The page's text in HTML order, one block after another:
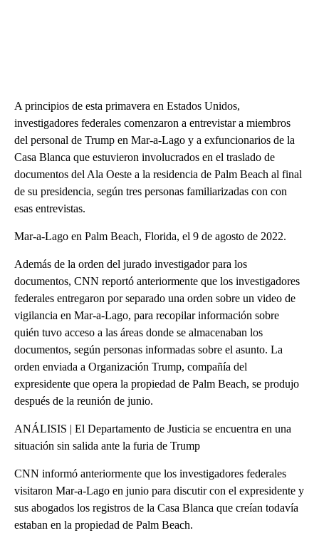
A principios de esta primavera en Estados Unidos,
investigadores federales comenzaron a entrevistar a miembros
del personal de Trump en Mar-a-Lago y a exfuncionarios de la
Casa Blanca que estuvieron involucrados en el traslado de
documentos del Ala Oeste a la residencia de Palm Beach al final
de su presidencia, según tres personas familiarizadas con con
esas entrevistas.
Mar-a-Lago en Palm Beach, Florida, el 9 de agosto de 2022.
Además de la orden del jurado investigador para los
documentos, CNN reportó anteriormente que los investigadores
federales entregaron por separado una orden sobre un video de
vigilancia en Mar-a-Lago, para recopilar información sobre
quién tuvo acceso a las áreas donde se almacenaban los
documentos, según personas informadas sobre el asunto. La
orden enviada a Organización Trump, compañía del
expresidente que opera la propiedad de Palm Beach, se produjo
después de la reunión de junio.
ANÁLISIS | El Departamento de Justicia se encuentra en una
situación sin salida ante la furia de Trump
CNN informó anteriormente que los investigadores federales
visitaron Mar-a-Lago en junio para discutir con el expresidente y
sus abogados los registros de la Casa Blanca que creían todavía
estaban en la propiedad de Palm Beach.